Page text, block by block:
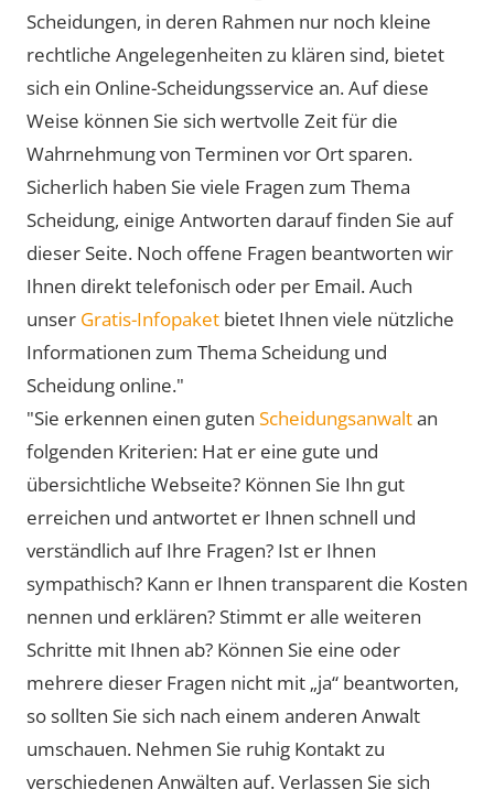
Scheidungen, in deren Rahmen nur noch kleine
rechtliche Angelegenheiten zu klären sind, bietet
sich ein Online-Scheidungsservice an. Auf diese
Weise können Sie sich wertvolle Zeit für die
Wahrnehmung von Terminen vor Ort sparen.
Sicherlich haben Sie viele Fragen zum Thema
Scheidung, einige Antworten darauf finden Sie auf
dieser Seite. Noch offene Fragen beantworten wir
Ihnen direkt telefonisch oder per Email. Auch
unser Gratis-Infopaket bietet Ihnen viele nützliche
Informationen zum Thema Scheidung und
Scheidung online."
"Sie erkennen einen guten Scheidungsanwaltan
folgenden Kriterien: Hat er eine gute und
übersichtliche Webseite? Können Sie Ihn gut
erreichen und antwortet er Ihnen schnell und
verständlich auf Ihre Fragen? Ist er Ihnen
sympathisch? Kann er Ihnen transparent die Kosten
nennen und erklären? Stimmt er alle weiteren
Schritte mit Ihnen ab? Können Sie eine oder
mehrere dieser Fragen nicht mit „ja“ beantworten,
so sollten Sie sich nach einem anderen Anwalt
umschauen. Nehmen Sie ruhig Kontakt zu
verschiedenen Anwälten auf. Verlassen Sie sich